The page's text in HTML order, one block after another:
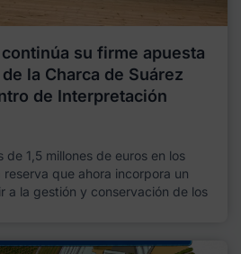
su firme apuesta
la Charca de Suárez
de Interpretación
1,5 millones de euros en los
que ahora incorpora un
a la gestión y conservación de los